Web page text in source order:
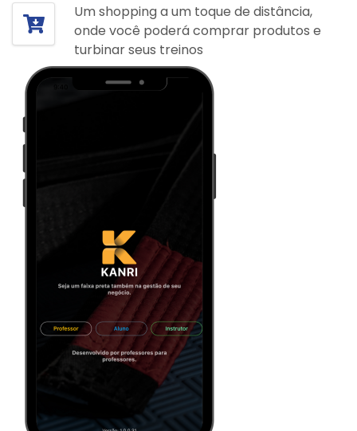
Um shopping a um toque de distância,
onde você poderá comprar produtos e
turbinar seus treinos